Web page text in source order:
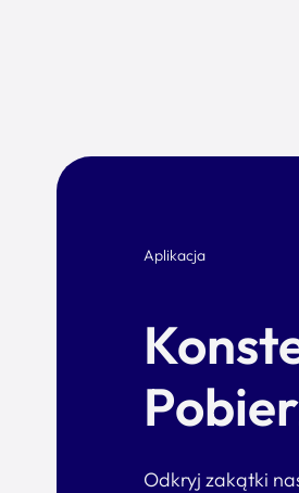
Aplikacja
Odkryj zakątki